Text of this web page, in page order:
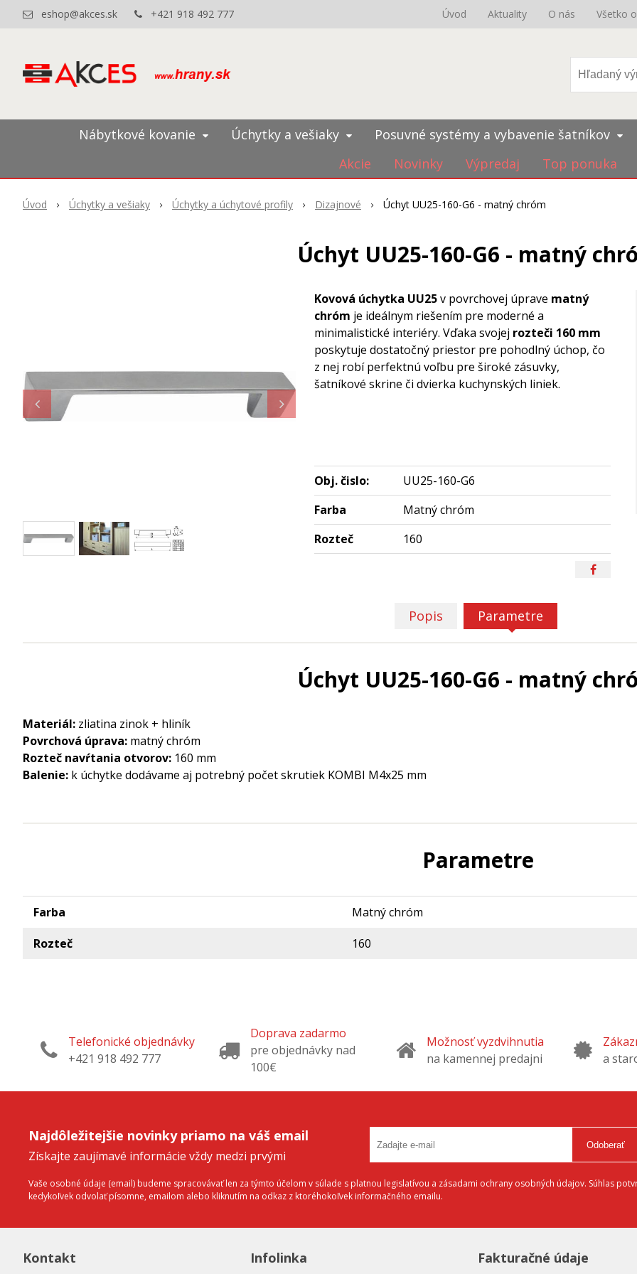
eshop@akces.sk +421 918 492 777 Úvod Aktuality O nás Všetko
Nábytkové kovanie Úchytky a vešiaky
Posuvné systémy a vybavenie šatníkov
Akcie
Novinky Výpredaj Top ponuka
Úvod Úchytky a vešiaky Úchytky a úchytové profily Dizajnové Úchyt UU25-160-G6 - matný chróm
Úchyt UU25-160-G6 - matný
Kovová úchytka UU25v povrchovej úprave matný
chróm je ideálnym riešením pre moderné a
minimalistické interiéry. Vďaka svojej rozteči 160 mm
poskytuje dostatočný priestor pre pohodlný úchop, čo
z nej robí perfektnú voľbu pre široké zásuvky,
šatníkové skrine či dvierka kuchynských liniek.
Obj. čislo:
UU25-160-G6
Farba
Matný chróm
Rozteč
160
Popis Parametre
Úchyt UU25-160-G6 - matný
Materiál: zliatina zinok + hliník
Povrchová úprava: matný chróm
Rozteč navŕtania otvorov: 160 mm
Balenie: k úchytke dodávame aj potrebný počet skrutiek KOMBI M4x25 mm
Parametre
Farba
Matný chróm
Rozteč
160
Telefonické objednávky
+421 918 492 777
Doprava zadarmo
pre objednávky nad
100€
Možnosť vyzdvihnutia
na kamennej predajni
a
Najdôležitejšie novinky priamo na váš email
Získajte zaujímavé informácie vždy medzi prvými
Odoberať
Vaše osobné údaje (email) budeme spracovávať len za týmto účelom v súlade s platnou legislatívou a zásadami ochrany osobných údajov. Súhlas
kedykoľvek odvolať písomne, emailom alebo kliknutím na odkaz z ktoréhokoľvek informačného emailu.
Kontakt Infolinka Fakturačné údaje